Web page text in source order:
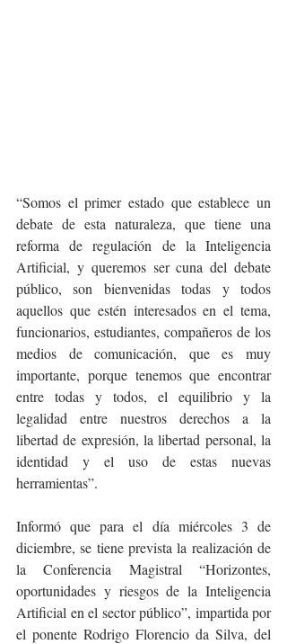
“Somos el primer estado que establece un
debate de esta naturaleza, que tiene una
reforma de regulación de la Inteligencia
Artificial, y queremos ser cuna del debate
público, son bienvenidas todas y todos
aquellos que estén interesados en el tema,
funcionarios, estudiantes, compañeros de los
medios de comunicación, que es muy
importante, porque tenemos que encontrar
entre todas y todos, el equilibrio y la
legalidad entre nuestros derechos a la
libertad de expresión, la libertad personal, la
identidad y el uso de estas nuevas
herramientas”.
Informó que para el día miércoles 3 de
diciembre, se tiene prevista la realización de
la Conferencia Magistral “Horizontes,
oportunidades y riesgos de la Inteligencia
Artificial en el sector público”, impartida por
el ponente Rodrigo Florencio da Silva, del